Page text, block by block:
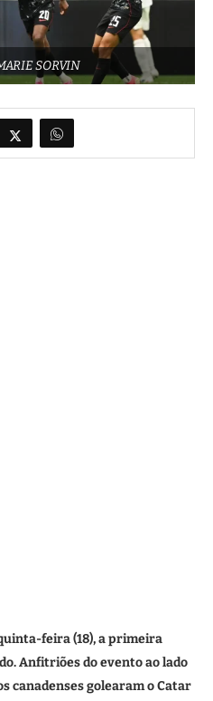
SORVIN
feira (18), a primeira
Anfitriões do evento ao lado
canadenses golearam o Catar